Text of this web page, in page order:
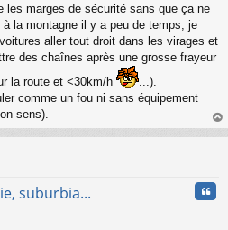
les marges de sécurité sans que ça ne
la montagne il y a peu de temps, je
aller tout droit dans les virages et
des chaînes après une grosse frayeur
la route et <30km/h
...).
comme un fou ni sans équipement
sens).
au
suburbia...